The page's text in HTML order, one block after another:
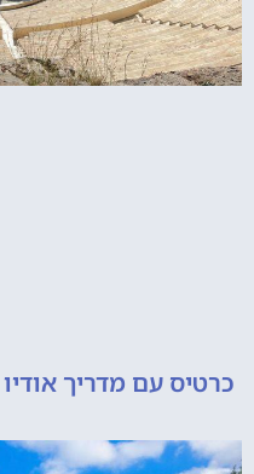
כרטיס עם מדריך